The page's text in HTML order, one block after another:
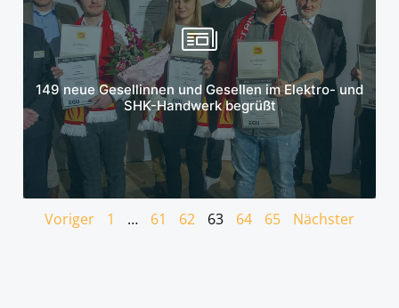
149 neue Gesellinnen und Gesellen im Elektro- und
SHK-Handwerk begrüßt
Mehr erfahren
Voriger 1 … 61 62 63 64 65 Nächster